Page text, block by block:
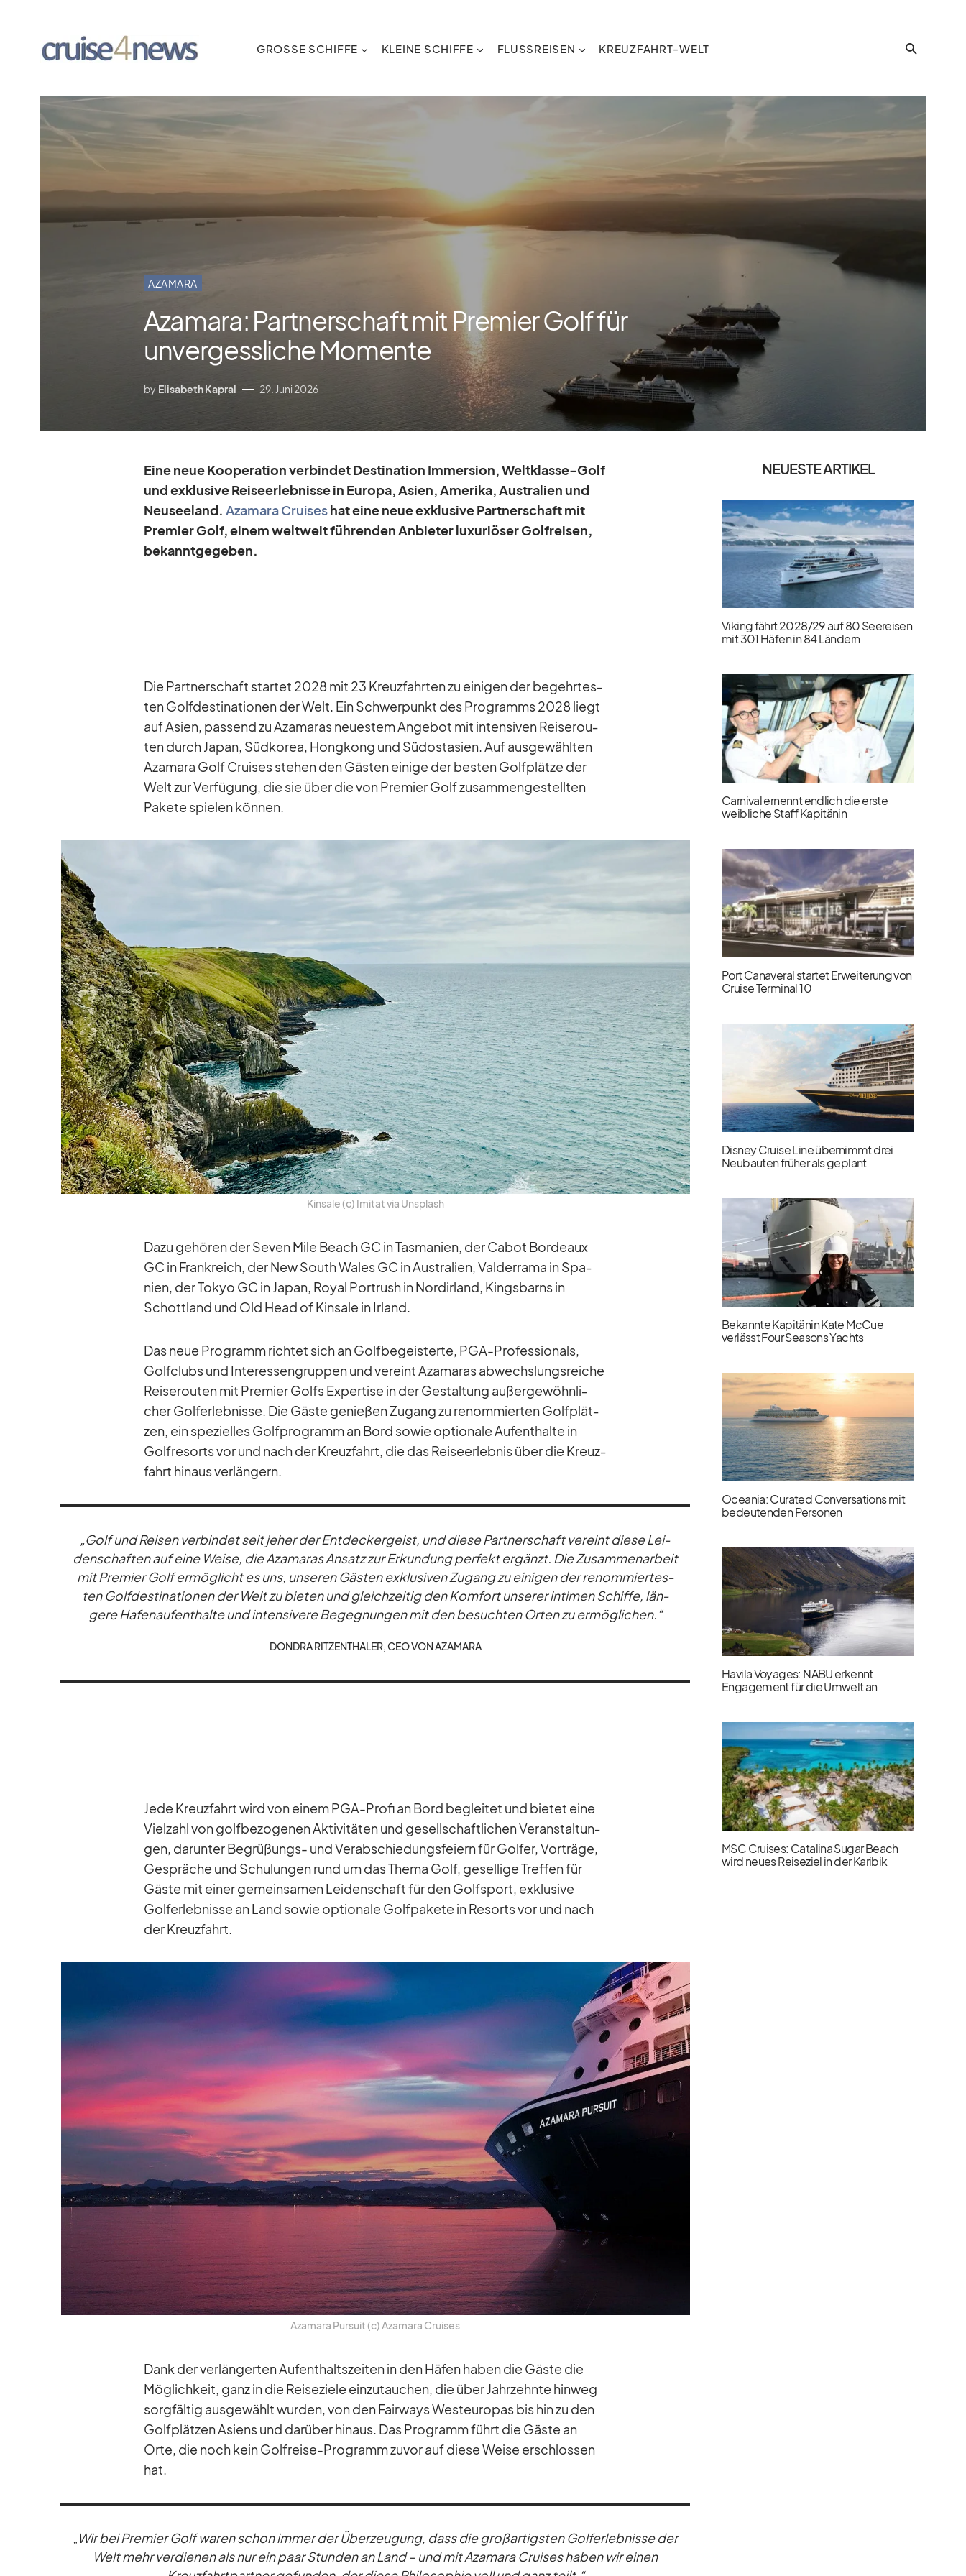
GROSSE SCHIFFE KLEINE SCHIFFE FLUSSREISEN KREUZFAHRT-WELT
AZAMARA
Azamara: Partnerschaft mit Premier Golf für
unvergessliche Momente
by Elisabeth Kapral 29. Juni 2026
Eine neue Ko­ope­ra­tion ver­bin­det De­sti­na­tion Im­mersion, Welt­klasse-Golf
und ex­klu­sive Rei­se­er­leb­nisse in Eu­ropa, Asien, Ame­rika, Aus­tra­lien und
Neu­see­land. Aza­mara Crui­seshat eine neue ex­klu­sive Part­ner­schaft mit
Pre­mier Golf, ei­nem welt­weit füh­ren­den An­bie­ter lu­xu­riö­ser Golf­rei­sen,
be­kannt­ge­ge­ben.
Die Part­ner­schaft star­tet 2028 mit 23 Kreuz­fahr­ten zu ei­ni­gen der be­gehr­tes­
ten Golf­des­ti­na­tio­nen der Welt. Ein Schwer­punkt des Pro­gramms 2028 liegt
auf Asien, pas­send zu Aza­ma­ras neu­es­tem An­ge­bot mit in­ten­si­ven Rei­se­rou­
ten durch Ja­pan, Süd­ko­rea, Hong­kong und Süd­ost­asien. Auf aus­ge­wähl­ten
Aza­mara Golf Crui­ses ste­hen den Gäs­ten ei­nige der bes­ten Golf­plätze der
Welt zur Ver­fü­gung, die sie über die von Pre­mier Golf zu­sam­men­ge­stell­ten
Pa­kete spie­len kön­nen.
Kin­sale (c) Imi­tat via Un­s­plash
Dazu ge­hö­ren der Se­ven Mile Beach GC in Tas­ma­nien, der Ca­bot Bor­deaux
GC in Frank­reich, der New South Wales GC in Aus­tra­lien, Val­der­rama in Spa­
nien, der To­kyo GC in Ja­pan, Royal Por­trush in Nord­ir­land, King­s­barns in
Schott­land und Old Head of Kin­sale in Ir­land.
Das neue Pro­gramm rich­tet sich an Golf­be­geis­terte, PGA-Pro­fes­sio­nals,
Golf­clubs und In­ter­es­sen­grup­pen und ver­eint Aza­ma­ras ab­wechs­lungs­rei­che
Rei­se­rou­ten mit Pre­mier Golfs Ex­per­tise in der Ge­stal­tung au­ßer­ge­wöhn­li­
cher Golf­erleb­nisse. Die Gäste ge­nie­ßen Zu­gang zu re­nom­mier­ten Golf­plät­
zen, ein spe­zi­el­les Golf­pro­gramm an Bord so­wie op­tio­nale Auf­ent­halte in
Golf­re­sorts vor und nach der Kreuz­fahrt, die das Rei­se­er­leb­nis über die Kreuz­
fahrt hin­aus ver­län­gern.
„Golf und Rei­sen ver­bin­det seit je­her der Ent­de­cker­geist, und diese Part­ner­schaft ver­eint diese Lei­
den­schaf­ten auf eine Weise, die Aza­ma­ras An­satz zur Er­kun­dung per­fekt er­gänzt. Die Zu­sam­men­ar­beit
mit Pre­mier Golf er­mög­licht es uns, un­se­ren Gäs­ten ex­klu­si­ven Zu­gang zu ei­ni­gen der re­nom­mier­tes­
ten Golf­des­ti­na­tio­nen der Welt zu bie­ten und gleich­zei­tig den Kom­fort un­se­rer in­ti­men Schiffe, län­
gere Ha­fen­auf­ent­halte und in­ten­si­vere Be­geg­nun­gen mit den be­such­ten Or­ten zu er­mög­li­chen.“
DON­DRA RIT­ZEN­THA­LER, CEO VON AZA­MARA
Jede Kreuz­fahrt wird von ei­nem PGA-Profi an Bord be­glei­tet und bie­tet eine
Viel­zahl von golf­be­zo­ge­nen Ak­ti­vi­tä­ten und ge­sell­schaft­li­chen Ver­an­stal­tun­
gen, dar­un­ter Be­grü­ßungs- und Ver­ab­schie­dungs­fei­ern für Gol­fer, Vor­träge,
Ge­sprä­che und Schu­lun­gen rund um das Thema Golf, ge­sel­lige Tref­fen für
Gäste mit ei­ner ge­mein­sa­men Lei­den­schaft für den Golf­sport, ex­klu­sive
Golf­erleb­nisse an Land so­wie op­tio­nale Golf­pa­kete in Re­sorts vor und nach
der Kreuz­fahrt.
Aza­mara Pur­suit (c) Aza­mara Crui­ses
Dank der ver­län­ger­ten Auf­ent­halts­zei­ten in den Hä­fen ha­ben die Gäste die
Mög­lich­keit, ganz in die Rei­se­ziele ein­zu­tau­chen, die über Jahr­zehnte hin­weg
sorg­fäl­tig aus­ge­wählt wur­den, von den Fair­ways West­eu­ro­pas bis hin zu den
Golf­plät­zen Asi­ens und dar­über hin­aus. Das Pro­gramm führt die Gäste an
Orte, die noch kein Golf­reise-Pro­gramm zu­vor auf diese Weise er­schlos­sen
hat.
„Wir bei Pre­mier Golf wa­ren schon im­mer der Über­zeu­gung, dass die groß­ar­tigs­ten Golf­erleb­nisse der
Welt mehr ver­die­nen als nur ein paar Stun­den an Land – und mit Aza­mara Crui­ses ha­ben wir ei­nen
NEUESTE ARTIKEL
Viking fährt 2028/​29 auf 80 Seereisen
mit 301 Häfen in 84 Ländern
Carnival ernennt endlich die erste
weibliche Staff Kapitänin
Port Canaveral startet Erweiterung von
Cruise Terminal 10
Disney Cruise Line übernimmt drei
Neubauten früher als geplant
Bekannte Kapitänin Kate McCue
verlässt Four Seasons Yachts
Oceania: Curated Conversations mit
bedeutenden Personen
Havila Voyages: NABU erkennt
Engagement für die Umwelt an
MSC Cruises: Catalina Sugar Beach
wird neues Reiseziel in der Karibik